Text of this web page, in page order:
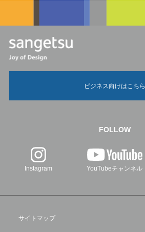
ビジネス向けはこちら
FOLLOW
Instagram YouTubeチャンネル
サイトマップ